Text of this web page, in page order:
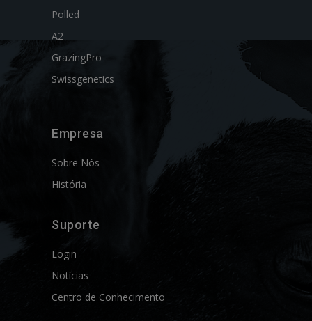
Polled
A2
GrazingPro
Swissgenetics
Empresa
Sobre Nós
História
Suporte
Login
Notícias
Centro de Conhecimento